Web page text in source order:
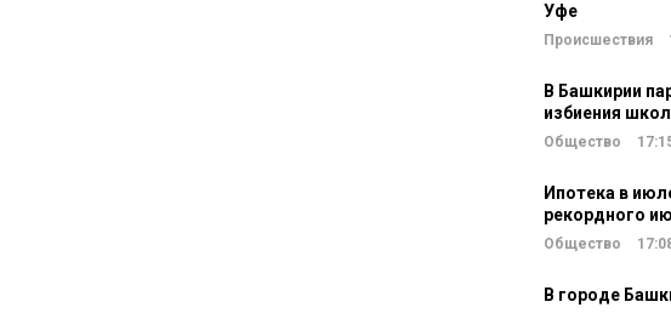
Уфе
Происшествия
В Башкирии
избиения
Общество
Ипотека в
рекордного
Общество
В городе